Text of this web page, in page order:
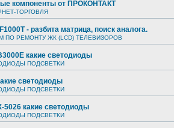
компоненты от ПРОКОНТАКТ
ТОРГОВЛЯ
- разбита матрица, поиск аналога.
ПО РЕМОНТУ ЖК (LCD) ТЕЛЕВИЗОРОВ
какие светодиоды
ПОДСВЕТКИ
светодиоды
ПОДСВЕТКИ
5026 какие светодиоды
ПОДСВЕТКИ